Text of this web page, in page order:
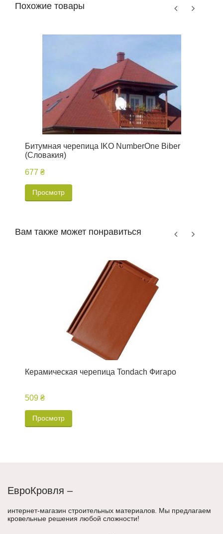
Похожие товары
Битумная черепица IKO NumberOne Biber
(Словакия)
677 ₴
Просмотр
Вам также может понравиться
Керамическая черепица Tondach Фигаро
509 ₴
Просмотр
ЕвроКровля –
интернет-магазин строительных материалов. Мы предлагаем
кровельные решения любой сложности!